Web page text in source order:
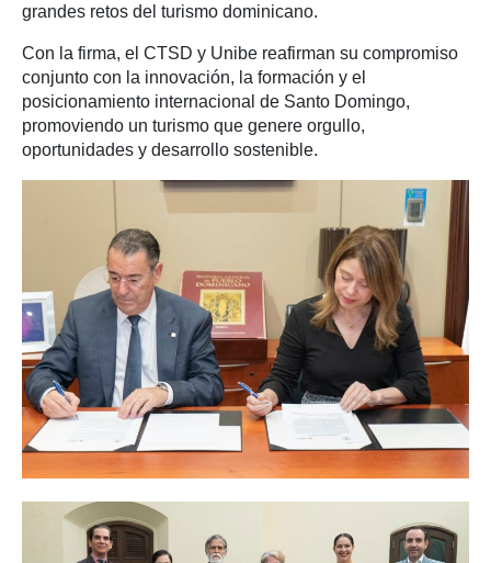
grandes retos del turismo dominicano.
Con la firma, el CTSD y Unibe reafirman su compromiso
conjunto con la innovación, la formación y el
posicionamiento internacional de Santo Domingo,
promoviendo un turismo que genere orgullo,
oportunidades y desarrollo sostenible.